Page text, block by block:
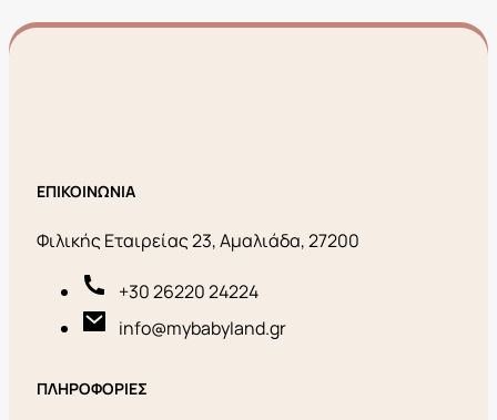
ΕΠΙΚΟΙΝΩΝΙΑ
Φιλικής Εταιρείας 23, Αμαλιάδα, 27200
+30 26220 24224
info@mybabyland.gr
ΠΛΗΡΟΦΟΡΙΕΣ